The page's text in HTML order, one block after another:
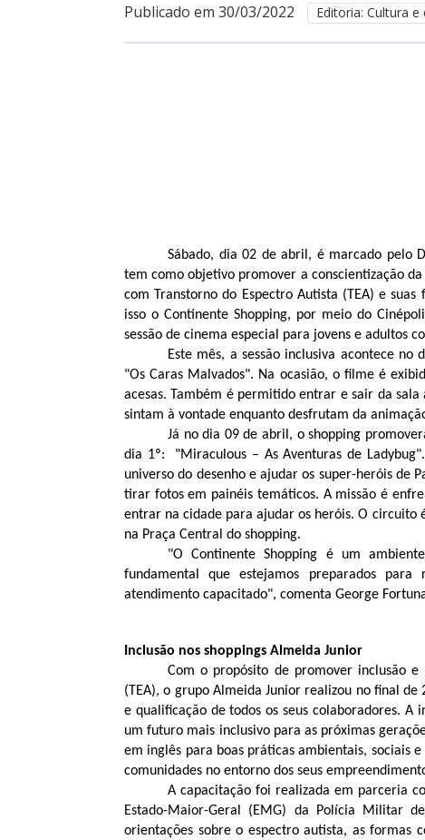
Publicado em 30/03/2022 Editoria: Cultura
Sábado, dia 02 de abril, é marcado pelo
tem como objetivo promover a conscientização
com Transtorno do Espectro Autista (TEA) e
isso o Continente Shopping, por meio do
sessão de cinema especial para jovens e adultos
Este mês, a sessão inclusiva acontece
"Os Caras Malvados". Na ocasião, o filme é
acesas. Também é permitido entrar e sair da
sintam à vontade enquanto desfrutam da
Já no dia 09 de abril, o shopping
dia 1º:  "Miraculous – As Aventuras de
universo do desenho e ajudar os super-heróis de
tirar fotos em painéis temáticos. A missão é
entrar na cidade para ajudar os heróis. O circuito
na Praça Central do shopping.
"O Continente Shopping é um
fundamental que estejamos preparados
atendimento capacitado", comenta George
Inclusão nos shoppings Almeida Junior
Com o propósito de promover inclusão e
(TEA), o grupo Almeida Junior realizou no final
e qualificação de todos os seus colaboradores.
um futuro mais inclusivo para as próximas
em inglês para boas práticas ambientais, sociais
comunidades no entorno dos seus
A capacitação foi realizada em parceria
Estado-Maior-Geral (EMG) da Polícia Militar
orientações sobre o espectro autista, as formas